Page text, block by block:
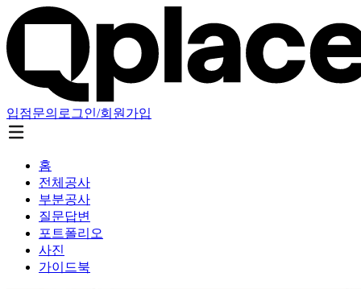
입점문의 로그인/회원가입
홈
전체공사
부분공사
질문답변
포트폴리오
사진
가이드북